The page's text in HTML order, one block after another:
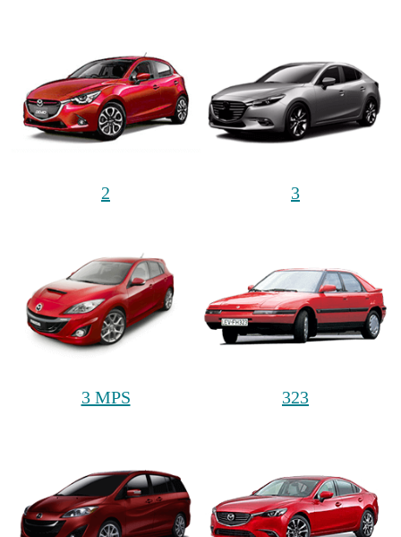
2 3
3 MPS 323